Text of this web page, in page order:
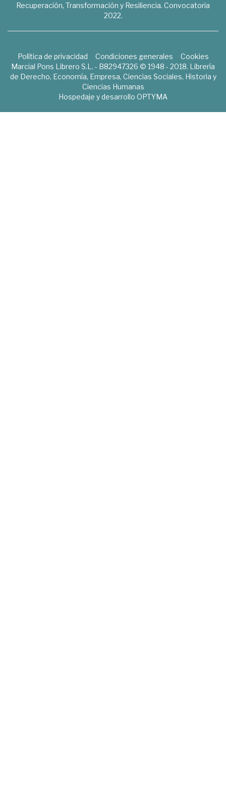
Recuperación, Transformación y Resiliencia. Convocatoria
2022.
Política de privacidad Condiciones generales
Cookies
Marcial Pons Librero S.L. - B82947326 © 1948 - 2018. Librería
de Derecho, Economía, Empresa, Ciencias Sociales, Historia y
Ciencias Humanas
Hospedaje y desarrollo OPTYMA